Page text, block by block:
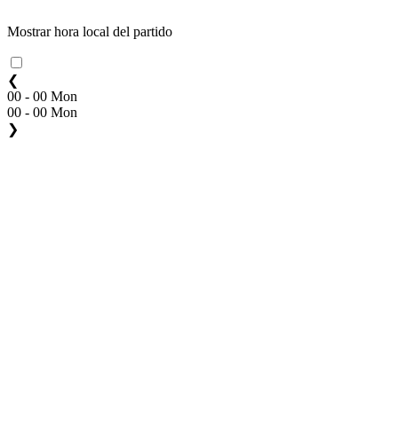
Mostrar hora local del partido
❮
00 - 00 Mon
00 - 00 Mon
❯